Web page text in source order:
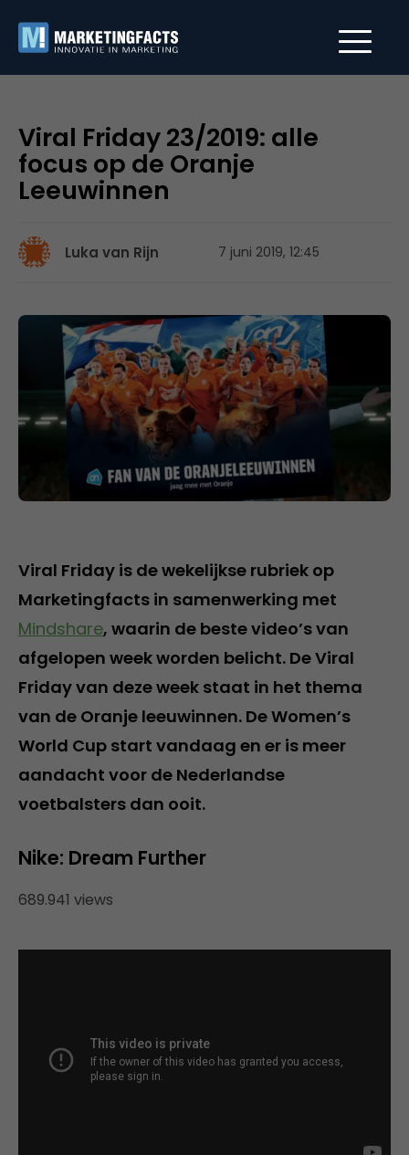
Viral Friday 23/2019: alle
focus op de Oranje
Leeuwinnen
Luka van Rijn 7 juni 2019, 12:45
Viral Friday is de wekelijkse rubriek op
Marketingfacts in samenwerking met
Mindshare, waarin de beste video’s van
afgelopen week worden belicht. De Viral
Friday van deze week staat in het thema
van de Oranje leeuwinnen. De Women’s
World Cup start vandaag en er is meer
aandacht voor de Nederlandse
voetbalsters dan ooit.
Nike: Dream Further
689.941 views